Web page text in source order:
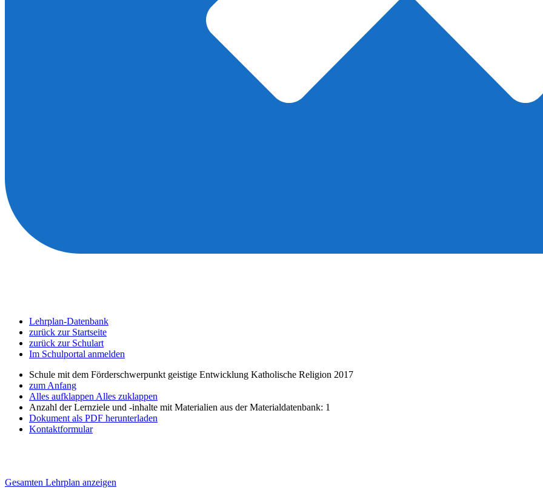
Lehrplan-Datenbank
zurück zur Startseite
zurück zur Schulart
Im Schulportal anmelden
Schule mit dem Förderschwerpunkt geistige Entwicklung Katholische Religion 2017
zum Anfang
Alles aufklappen Alles zuklappen
Anzahl der Lernziele und -inhalte mit Materialien aus der Materialdatenbank: 1
Dokument als PDF herunterladen
Kontaktformular
Gesamten Lehrplan anzeigen